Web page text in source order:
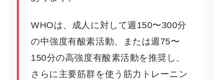
WHOは、成人に対して週150〜300分
の中強度有酸素活動、または週75〜
150分の高強度有酸素活動を推奨し、
さらに主要筋群を使う筋力トレーニン